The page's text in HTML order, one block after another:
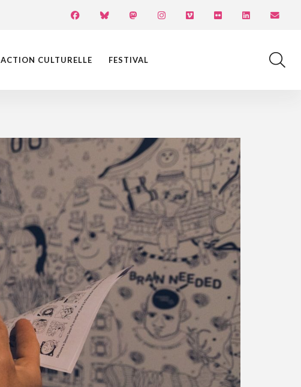
ACTION CULTURELLE FESTIVAL